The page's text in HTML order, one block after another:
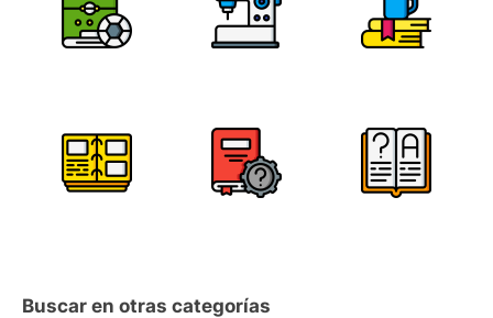
Buscar en otras categorías